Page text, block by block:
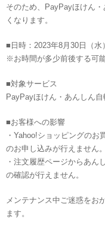
そのため、PayPayほけん
くなります。
■日時：2023年8月30日（水
※お時間が多少前後する可
■対象サービス
PayPayほけん・あんしん自
■お客様への影響
・Yahoo!ショッピングの
のお申し込みが行えません。
・注文履歴ページからあん
の確認が行えません。
メンテナンス中ご迷惑をお
ます。